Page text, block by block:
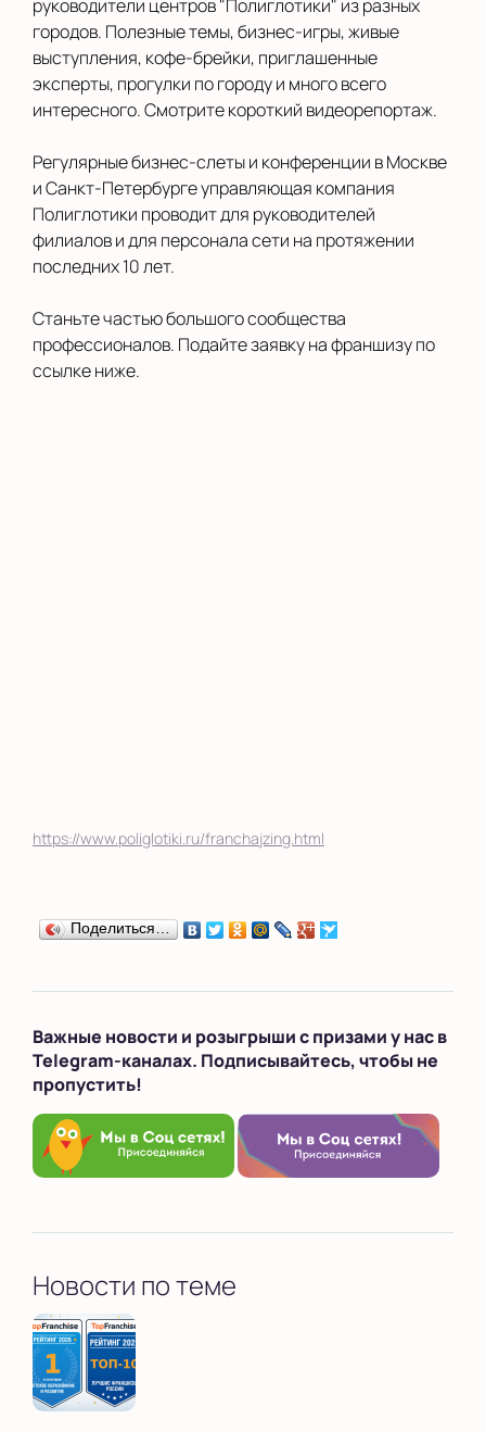
руководители центров "Полиглотики" из разных
городов. Полезные темы, бизнес-игры, живые
выступления, кофе-брейки, приглашенные
эксперты, прогулки по городу и много всего
интересного. Смотрите короткий видеорепортаж.
Регулярные бизнес-слеты и конференции в Москве
и Санкт-Петербурге управляющая компания
Полиглотики проводит для руководителей
филиалов и для персонала сети на протяжении
последних 10 лет.
Станьте частью большого сообщества
профессионалов. Подайте заявку на франшизу по
ссылке ниже.
https://www.poliglotiki.ru/franchajzing.html
Поделиться…
Важные новости и розыгрыши с призами у нас в
Telegram-каналах. Подписывайтесь, чтобы не
пропустить!
Новости по теме